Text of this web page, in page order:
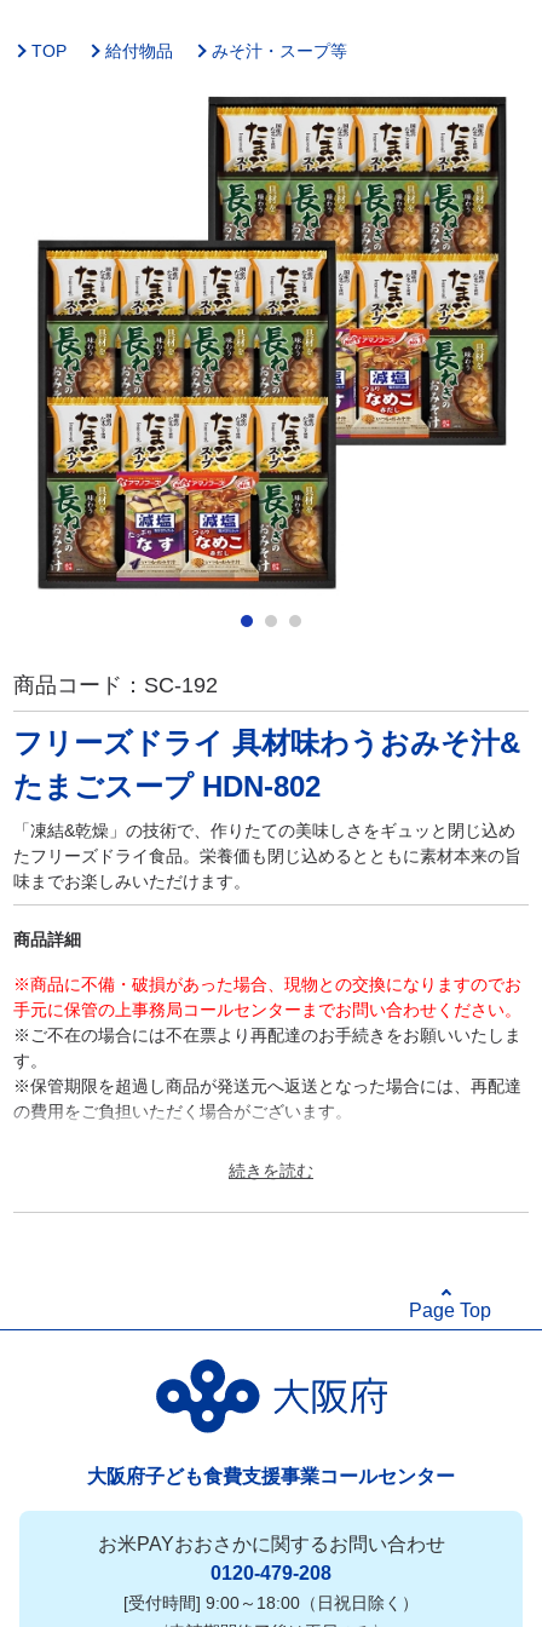
TOP 給付物品 みそ汁・スープ等
商品コード： SC-192
フリーズドライ 具材味わうおみそ汁&
たまごスープ HDN-802
「凍結&乾燥」の技術で、作りたての美味しさをギュッと閉じ込め
たフリーズドライ食品。栄養価も閉じ込めるとともに素材本来の旨
味までお楽しみいただけます。
商品詳細
※商品に不備・破損があった場合、現物との交換になりますのでお
手元に保管の上事務局コールセンターまでお問い合わせください。
※ご不在の場合には不在票より再配達のお手続きをお願いいたしま
す。
※保管期限を超過し商品が発送元へ返送となった場合には、再配達
の費用をご負担いただく場合がございます。
セット内容：たまごスープ6.4g×16、具材を味わうおみそ汁長ねぎ
ズ減塩いつものおみそ汁なめこ8.0g×2
食塩、チキンエキス、デキストリン、食用ごま油、醤油、昆布エキ
ス、澱粉、ゼラチン、香辛料、具(鶏卵(国産)、乾燥わかめ、乾燥ね
ム)、酸化防止剤(ビタミンＥ)、着色料(カロチン)
【具材を味わうおみそ汁長ねぎ】
米みそ(国内製造)、長ねぎ、かつお節エキス、乾燥ねぎ、乾燥わか
ンガム)、酸化防止剤(ビタミンＥ)
【アマノフーズ減塩いつものおみそ汁なす】
揚げなす(外国製造)、米みそ、豆乳、デキストリン、ねぎ、調合み
そ、みりん、風味調味料、乾燥わかめ、でん粉、かつお節粉末、オ
ニオンエキスパウダー、酵母エキスパウダー、こんぶエキスパウダ
ー／調味料(アミノ酸等)、酸化防止剤(ビタミンＥ)、酸味料
【アマノフーズ減塩いつものおみそ汁なめこ】
Page Top
大阪府子ども食費支援事業コールセンター
お米PAYおおさかに関するお問い合わせ
0120-479-208
[受付時間] 9:00～18:00（日祝日除く）